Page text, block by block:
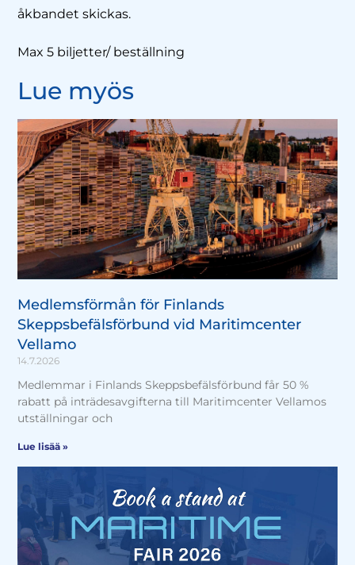
åkbandet skickas.
Max 5 biljetter/ beställning
Lue myös
Medlemsförmån för Finlands
Skeppsbefälsförbund vid Maritimcenter
Vellamo
14.7.2026
Medlemmar i Finlands Skeppsbefälsförbund får 50 %
rabatt på inträdesavgifterna till Maritimcenter Vellamos
utställningar och
Lue lisää »